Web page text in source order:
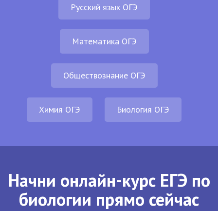
Русский язык ОГЭ
Математика ОГЭ
Обществознание ОГЭ
Химия ОГЭ Биология ОГЭ
Начни онлайн-курс ЕГЭ по
биологии прямо сейчас